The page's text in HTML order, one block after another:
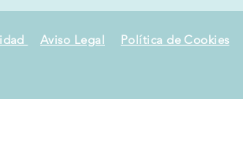
Aviso Legal Política de Cookies